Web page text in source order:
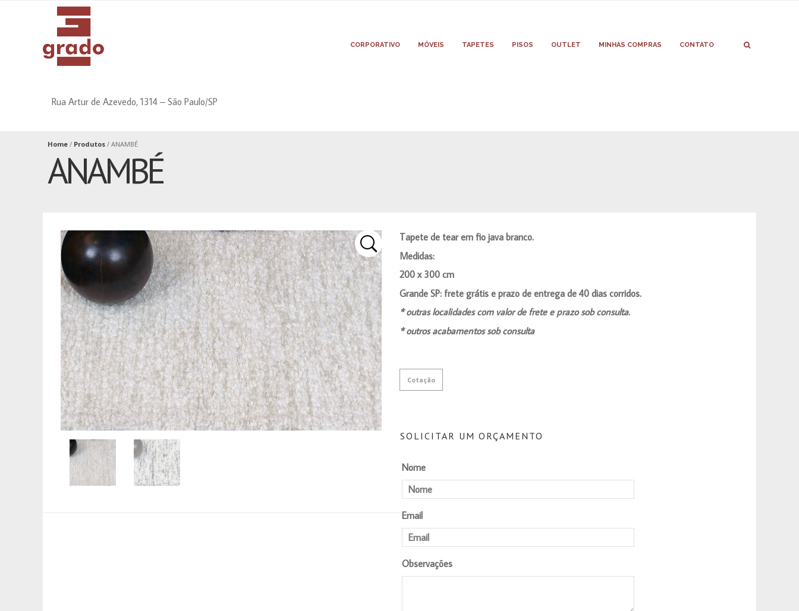
Rua Artur de Azevedo, 1314 – São Paulo/SP
CORPORATIVO MÓVEIS TAPETES PISOS OUTLET MINHAS COMPRAS CONTATO
Home / Produtos / ANAMBÉ
ANAMBÉ
Tapete de tear em fio java branco.
Medidas:
200 x 300 cm
Grande SP: frete grátis e prazo de entrega de 40 dias corridos.
* outras localidades com valor de frete e prazo sob consulta.
* outros acabamentos sob consulta
Cotação
SOLICITAR UM ORÇAMENTO
Nome
Email
Observações